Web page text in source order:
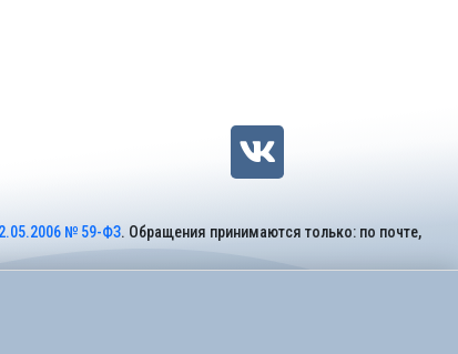
№ 59-ФЗ. Обращения принимаются только: по почте,